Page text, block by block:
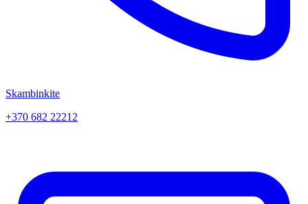
Skambinkite
+370 682 22212